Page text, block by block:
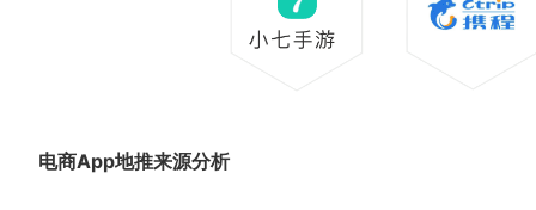
电商App地推来源分析